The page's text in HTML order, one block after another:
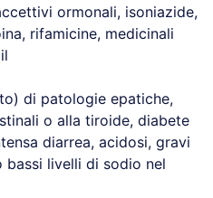
ormonali, isoniazide,
rifamicine, medicinali
di patologie epatiche,
o alla tiroide, diabete
diarrea, acidosi, gravi
livelli di sodio nel